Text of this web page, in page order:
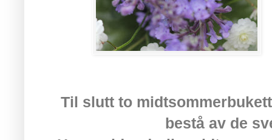
Til slutt to
bestå av de